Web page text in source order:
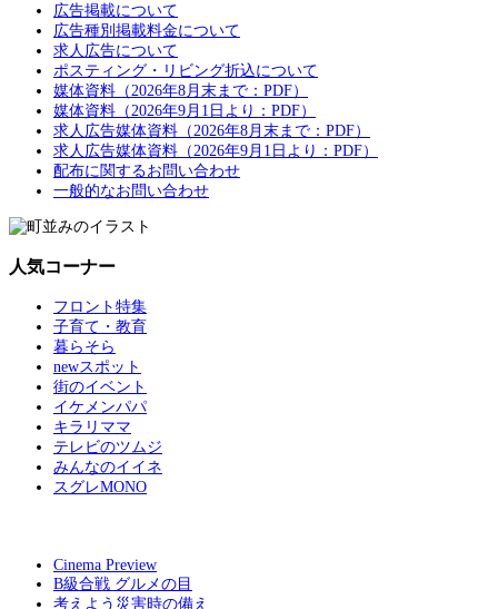
広告掲載について
広告種別掲載料金について
求人広告について
ポスティング・リビング折込について
媒体資料（2026年8月末まで：PDF）
媒体資料（2026年9月1日より：PDF）
求人広告媒体資料（2026年8月末まで：PDF）
求人広告媒体資料（2026年9月1日より：PDF）
配布に関するお問い合わせ
一般的なお問い合わせ
人気コーナー
フロント特集
子育て・教育
暮らそら
newスポット
街のイベント
イケメンパパ
キラリママ
テレビのツムジ
みんなのイイネ
スグレMONO
Cinema Preview
B級合戦 グルメの目
考えよう災害時の備え